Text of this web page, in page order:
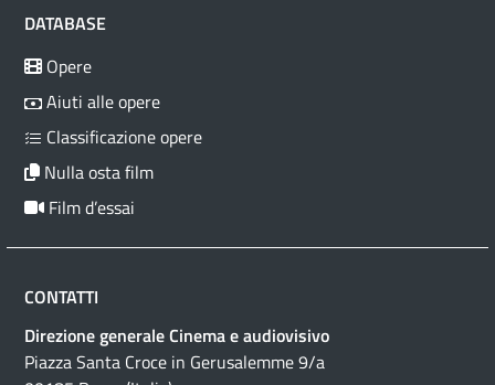
DATABASE
Opere
Aiuti alle opere
Classificazione opere
Nulla osta film
Film d’essai
CONTATTI
Direzione generale Cinema e audiovisivo
Piazza Santa Croce in Gerusalemme 9/a